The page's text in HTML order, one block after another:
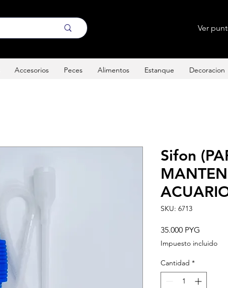
Ver
Accesorios Peces Alimentos Estanque Decoracion
Sifon
SKU: 6713
35.000 PYG
Impuesto incluido
Cantidad *